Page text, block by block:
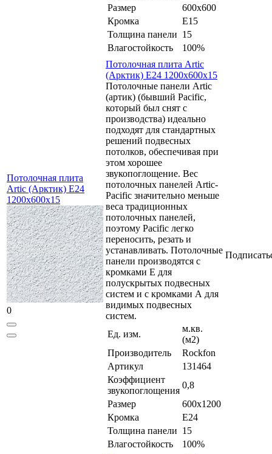
Размер
600x600
Кромка
E15
Толщина панели 15
Влагостойкость
100%
Потолочная плита
Artic (Арктик) E24
1200x600x15
0
Потолочная плита Artic
(Арктик) E24 1200x600x15
Потолочные панели Artic
(артик) (бывший Pacific,
который был снят с
производства) идеально
подходят для стандартных
решений подвесных
потолков, обеспечивая при
этом хорошее
звукопоглощение. Вес
потолочных панелей Artic-
Pacific значительно меньше
веса традиционных
потолочных панелей,
поэтому Pacific легко
переносить, резать и
устанавливать. Потолочные
панели производятся с
кромками Е для
полускрытых подвесных
систем и с кромками А для
видимых подвесных
систем.
Ед. изм.
м.кв.
(м2)
Производитель
Rockfon
Артикул
131464
Коэффициент
звукопоглощения
0,8
Размер
600x1200
Кромка
E24
Толщина панели 15
Влагостойкость
100%